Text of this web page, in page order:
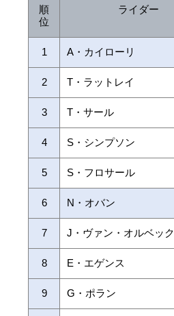
順
位
ライダー
1 A・カイローリ
2 T・ラットレイ
3 T・サール
4 S・シンプソン
5 S・フロサール
6 N・オバン
7 J・ヴァン・オルベック
8 E・エゲンス
9 G・ポラン